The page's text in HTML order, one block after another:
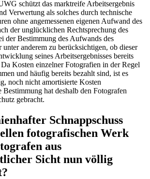
schützt das marktreife Arbeitsergebnis
Verwertung als solches durch technische
ohne angemessenen eigenen Aufwand des
der unglücklichen Rechtsprechung des
der Bestimmung des Aufwands des
unter anderem zu berücksichtigen, ob dieser
seines Arbeitsergebnisses bereits
Kosten einzelner Fotografien in der Regel
und häufig bereits bezahlt sind, ist es
noch nicht amortisierte Kosten
Bestimmung hat deshalb den Fotografen
gebracht.
Schnappschuss
fotografischen Werk
aus
Sicht nun völlig